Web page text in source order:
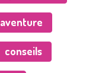
aventure
conseils